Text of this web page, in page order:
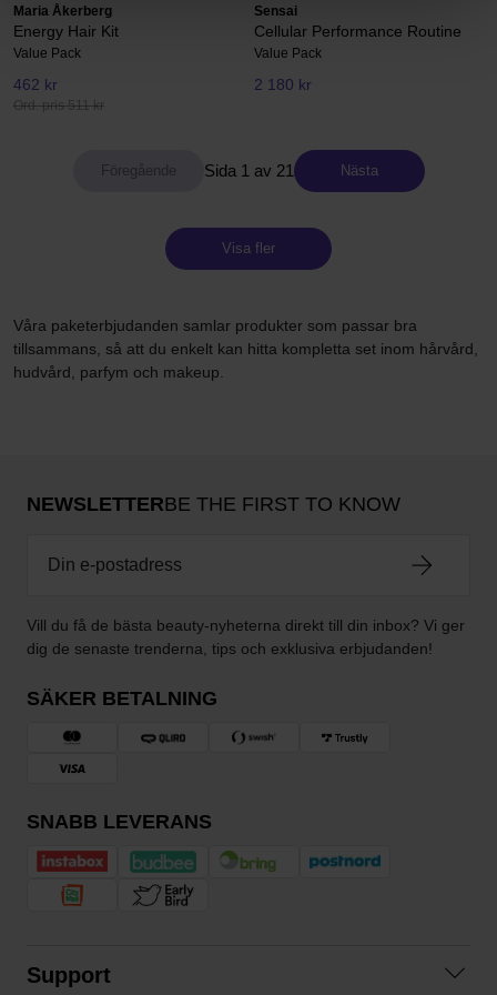
Maria Åkerberg
Energy Hair Kit
Value Pack
462 kr
Ord. pris 511 kr
Sensai
Cellular Performance Routine
Value Pack
2 180 kr
Sida 1 av 21 Nästa
Visa fler
Våra paketerbjudanden samlar produkter som passar bra
tillsammans, så att du enkelt kan hitta kompletta set inom hårvård,
hudvård, parfym och makeup.
NEWSLETTERBE THE FIRST TO KNOW
Vill du få de bästa beauty-nyheterna direkt till din inbox? Vi ger
dig de senaste trenderna, tips och exklusiva erbjudanden!
SÄKER BETALNING
SNABB LEVERANS
Support